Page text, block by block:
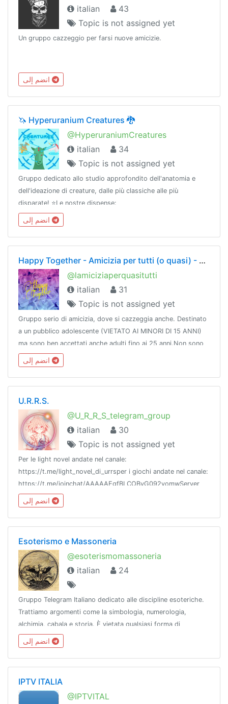
italian
43
Topic is not assigned yet
Un gruppo cazzeggio per farsi nuove amicizie.
🦄 Hyperuranium Creatures 🐉
@HyperuraniumCreatures
italian
34
Topic is not assigned yet
Gruppo dedicato allo studio approfondito dell'anatomia e
dell'ideazione di creature, dalle più classiche alle più
disparate! ⭐️Le nostre dispense:
https://t.me/joinchat/AAAAAFF_bdSj1WJQpQaGOQ
Happy Together - Amicizia per tutti (o quasi) - NO INCONTRI
@lamiciziaperquasitutti
italian
31
Topic is not assigned yet
Gruppo serio di amicizia, dove si cazzeggia anche. Destinato
a un pubblico adolescente (VIETATO AI MINORI DI 15 ANNI)
ma sono ben accettati anche adulti fino ai 25 anni.Non sono
graditi troll, shitposter e VoIP. Rispettate le regole e buona
convivenza!
U.R.R.S.
@U_R_R_S_telegram_group
italian
30
Topic is not assigned yet
Per le light novel andate nel canale:
https://t.me/light_novel_di_urrsper i giochi andate nel canale:
https://t.me/joinchat/AAAAAEgfBLCOBvG092yomwServer
Minecraft:https://bit.ly/ServerMinecraftURRS-Frankekko
Esoterismo e Massoneria
@esoterismomassoneria
italian
24
Gruppo Telegram Italiano dedicato alle discipline esoteriche.
Trattiamo argomenti come la simbologia, numerologia,
alchimia, cabala e storia. È vietata qualsiasi forma di
pubblicità, no spam, over 18. Gruppo direttamente collegato
al Tempio dei Tarocchi.
IPTV ITALIA
@IPTVITAL